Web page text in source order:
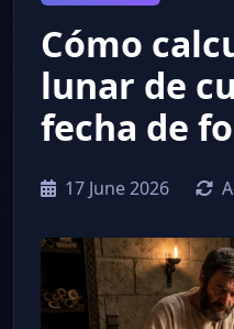
Cómo
lunar de
fecha de
17 June 2026